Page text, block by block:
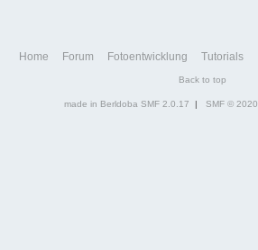
Home Forum Fotoentwicklung Tutorials
Back to top
made in Berldoba SMF 2.0.17 | SMF © 2020